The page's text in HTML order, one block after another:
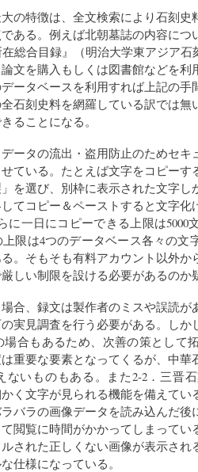
の特徴は、全文検索により石刻
ある。例えば北朝墓誌の内容に
総合目録』（明治大学東アジア石
文を購入もしくは図書館などを
ータベースを利用すれば上記の
石刻史料を網羅している訳では
ることになる。
ータの流出・盗用防止のためセ
ている。たとえば文字をコピー
を選び、別枠に表示された文字
てコピー＆ペーストすると文字化
に一日にコピーできる上限は5000
限は4つのデータベース各々の文
。そもそも有料アカウント以外
しい制限を設ける必要があるのか
合、録文は製作者のミスや誤読
実見調査を行う必要がある。しか
合もあるため、次善の策として
重要な要素となってくるが、中
ないものもある。また2-2．三晋
く文字が見られる機能を備えてい
バラの画像データを読み込んだ
閲覧に時間がかかってしまって
された正しくない画像が表示され
仕様になっている。